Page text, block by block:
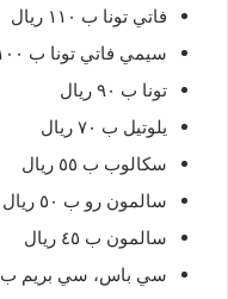
فاتي تونا ب ١١٠ ريال
سيمي فاتي تونا ب ١٠٠ ريال
تونا ب ٩٠ ريال
يلوتيل ب ٧٠ ريال
سكالوب ب ٥٥ ريال
سالمون رو ب ٥٠ ريال
سالمون ب ٤٥ ريال
سي باس، سي بريم ب ٤٠ ريال